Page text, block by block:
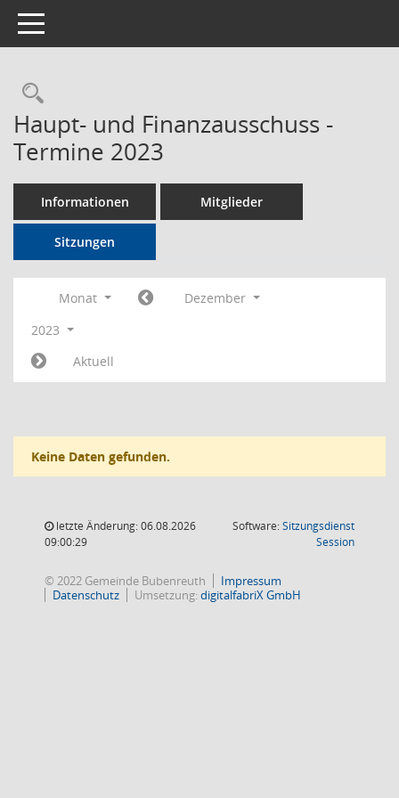
Toggle navigation
Rechercheauswahl
Haupt- und Finanzausschuss -
Termine 2023
Informationen Mitglieder
Sitzungen
Monat
Dezember
2023
Aktuell
Keine Daten gefunden.
letzte Änderung: 06.08.2026
09:00:29
Software:Sitzungsdienst
Session(Wird in
© 2022 Gemeinde Bubenreuth
Impressum
Datenschutz
Umsetzung:digitalfabriX GmbH